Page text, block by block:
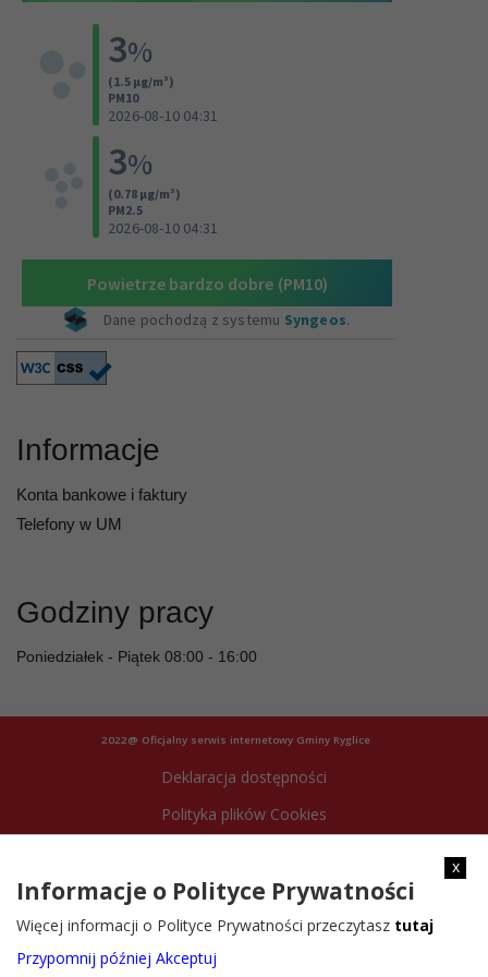
Informacje
Konta bankowe i faktury
Telefony w UM
Godziny pracy
Poniedziałek - Piątek 08:00 - 16:00
2022@ Oficjalny serwis internetowy Gminy Ryglice
Deklaracja dostępności
Polityka plików Cookies
x
Informacje o Polityce Prywatności
Więcej informacji o Polityce Prywatności przeczytasz tutaj
Przypomnij później Akceptuj